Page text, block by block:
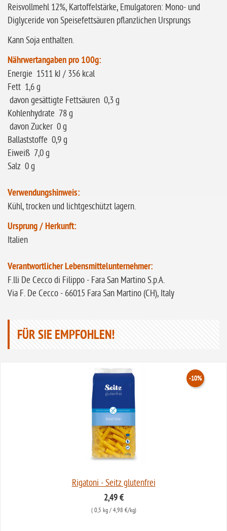
Reisvollmehl 12%, Kartoffelstärke, Emulgatoren: Mono- und
Diglyceride von Speisefettsäuren pflanzlichen Ursprungs
Kann Soja enthalten.
Nährwertangaben pro 100g:
Energie 1511 kJ / 356 kcal
Fett 1,6 g
davon gesättigte Fettsäuren 0,3 g
Kohlenhydrate 78 g
davon Zucker 0 g
Ballaststoffe 0,9 g
Eiweiß 7,0 g
Salz 0 g
Verwendungshinweis:
Kühl, trocken und lichtgeschützt lagern.
Ursprung / Herkunft:
Italien
Verantwortlicher Lebensmittelunternehmer:
F.lli De Cecco di Filippo - Fara San Martino S.p.A.
Via F. De Cecco - 66015 Fara San Martino (CH), Italy
FÜR SIE EMPFOHLEN!
Rigatoni - Seitz glutenfrei
2,49 €
( 0,5 kg/ 4,98 €/kg)
-10%